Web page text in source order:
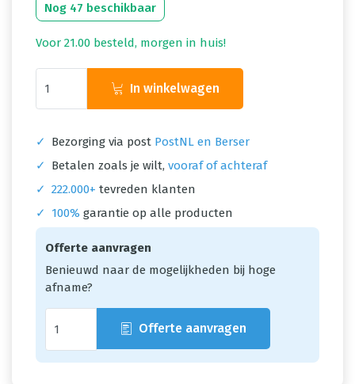
Nog 47 beschikbaar
Voor 21.00 besteld, morgen in huis!
In winkelwagen
✓ Bezorging via post PostNL en Berser
✓
Betalen zoals je wilt, vooraf of achteraf
✓ 222.000+ tevreden klanten
✓
100% garantie op alle producten
Offerte aanvragen
Benieuwd naar de mogelijkheden bij hoge
afname?
Offerte aanvragen